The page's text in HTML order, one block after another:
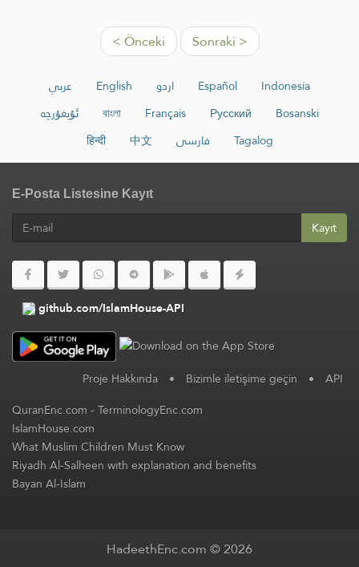
< Önceki Sonraki >
عربي English اردو Español
Indonesia
ئۇيغۇرچە
বাংলা Français Русский
Bosanski
हिन्दी
中文 فارسی Tagalog
E-Posta Listesine Kayıt
Kayıt
github.com/IslamHouse-API
Proje Hakkında • Bizimle iletişime geçin • API
QuranEnc.com-TerminologyEnc.com
IslamHouse.com
What Muslim Children Must Know
Riyadh Al-Salheen with explanation and benefits
Bayan Al-Islam
HadeethEnc.com © 2026